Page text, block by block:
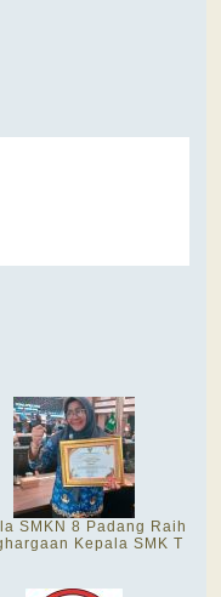
SMKN 8 Padang Raih
Kepala SMK T